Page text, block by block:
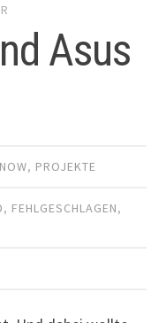
Asus
, PROJEKTE
, FEHLGESCHLAGEN,